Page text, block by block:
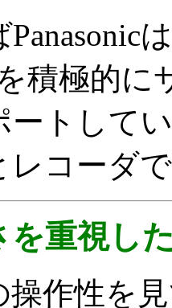
積極的に
ートして
レコーダ
を重視し
作性を